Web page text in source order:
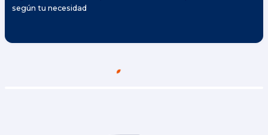
según tu necesidad